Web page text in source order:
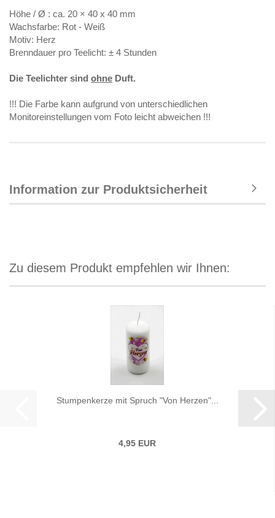
Höhe / Ø : ca. 20 × 40 x 40 mm
Wachsfarbe: Rot - Weiß
Motiv: Herz
Brenndauer pro Teelicht: ± 4 Stunden
Die Teelichter sind ohne Duft.
!!! Die Farbe kann aufgrund von unterschiedlichen
Monitoreinstellungen vom Foto leicht abweichen !!!
Information zur Produktsicherheit
Zu diesem Produkt empfehlen wir Ihnen:
Stumpenkerze mit Spruch "Von Herzen"...
4,95 EUR